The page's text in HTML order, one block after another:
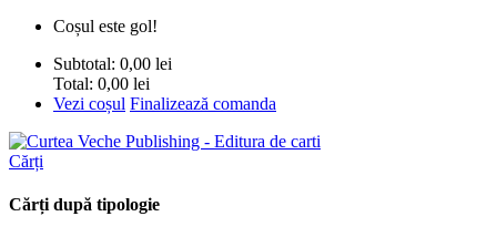
Coșul este gol!
Subtotal: 0,00 lei
Total: 0,00 lei
Vezi coșul Finalizează comanda
Cărți
Cărți după tipologie